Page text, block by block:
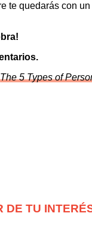
te quedarás con
The 5 Types of
DE TU